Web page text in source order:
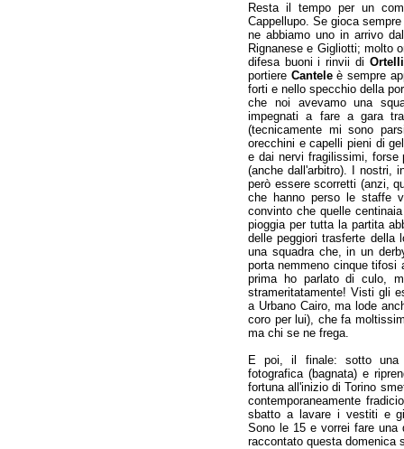
Resta il tempo per un
Cappellupo. Se gioca
ne abbiamo uno in arrivo
Rignanese e Gigliotti; molto
difesa buoni i rinvii di Ortelli
portiere Canteleè sempre
forti e nello specchio della
che noi avevamo una
impegnati a fare a gara
(tecnicamente mi sono
orecchini e capelli pieni di
e dai nervi fragilissimi, forse
(anche dall'arbitro). I nostri,
però essere scorretti (anzi,
che hanno perso le staffe
convinto che quelle
pioggia per tutta la partita
delle peggiori trasferte della
una squadra che, in un
porta nemmeno cinque tifosi
prima ho parlato di culo,
strameritatamente! Visti gli
a Urbano Cairo, ma lode
coro per lui), che fa
ma chi se ne frega.
E poi, il finale: sotto una
fotografica (bagnata) e
fortuna all'inizio di Torino
contemporaneamente
sbatto a lavare i vestiti e
Sono le 15 e vorrei fare una
raccontato questa domenica